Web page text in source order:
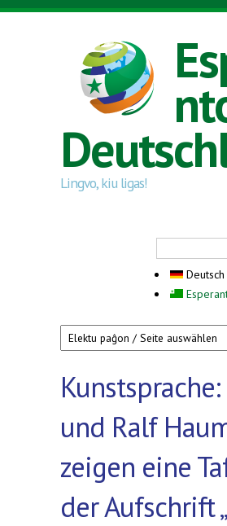
Direkt zum Inhalt
Lingvo, kiu ligas!
Deutsch
Kunstsprache:
und Ralf
zeigen eine
der Aufschrift